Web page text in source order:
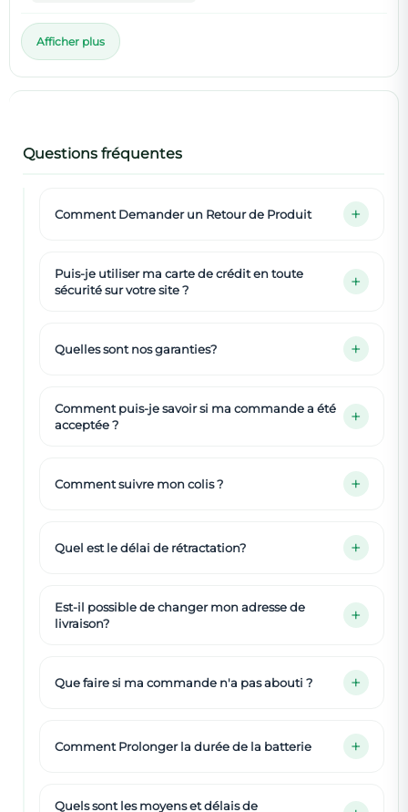
Afficher plus
Questions fréquentes
Comment Demander un Retour de Produit
Puis-je utiliser ma carte de crédit en toute
sécurité sur votre site ?
Quelles sont nos garanties?
Comment puis-je savoir si ma commande a été
acceptée ?
Comment suivre mon colis ?
Quel est le délai de rétractation?
Est-il possible de changer mon adresse de
livraison?
Que faire si ma commande n'a pas abouti ?
Comment Prolonger la durée de la batterie
Quels sont les moyens et délais de